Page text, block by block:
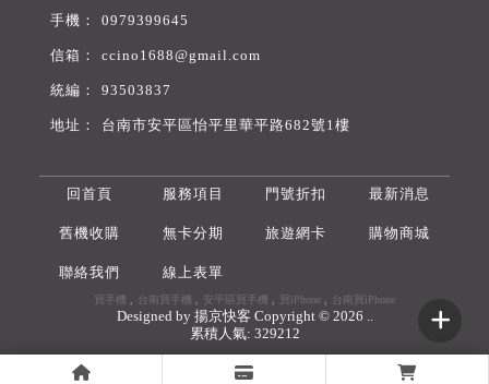
0979399645
93503837
ccino1688@gmail.com
台南市安平區怡平里華平路682號1樓
回首頁 服務項目 門號折扣 最新消息
舊機收購 無卡分期 旅遊網卡 購物商城
聯絡我們 線上表單
買手機 台南買手機 安平區買手機 買iPhone 台南買iPhone
Designed by 揚京快客 Copyright © 2026 ..
累積人氣: 329212